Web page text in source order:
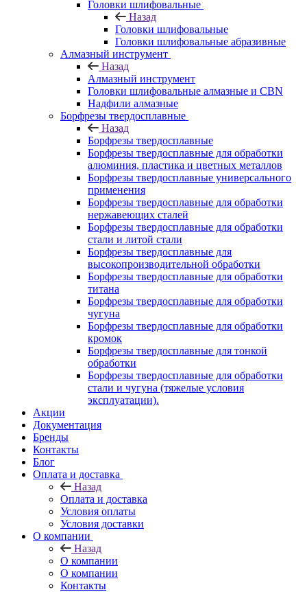
Головки шлифовальные
Назад
Головки шлифовальные
Головки шлифовальные абразивные
Алмазный инструмент
Назад
Алмазный инструмент
Головки шлифовальные алмазные и CBN
Надфили алмазные
Борфрезы твердосплавные
Назад
Борфрезы твердосплавные
Борфрезы твердосплавные для обработки
алюминия, пластика и цветных металлов
Борфрезы твердосплавные универсального
применения
Борфрезы твердосплавные для обработки
нержавеющих сталей
Борфрезы твердосплавные для обработки
стали и литой стали
Борфрезы твердосплавные для
высокопроизводительной обработки
Борфрезы твердосплавные для обработки
титана
Борфрезы твердосплавные для обработки
чугуна
Борфрезы твердосплавные для обработки
кромок
Борфрезы твердосплавные для тонкой
обработки
Борфрезы твердосплавные для обработки
стали и чугуна (тяжелые условия
эксплуатации).
Акции
Документация
Бренды
Контакты
Блог
Оплата и доставка
Назад
Оплата и доставка
Условия оплаты
Условия доставки
О компании
Назад
О компании
О компании
Контакты